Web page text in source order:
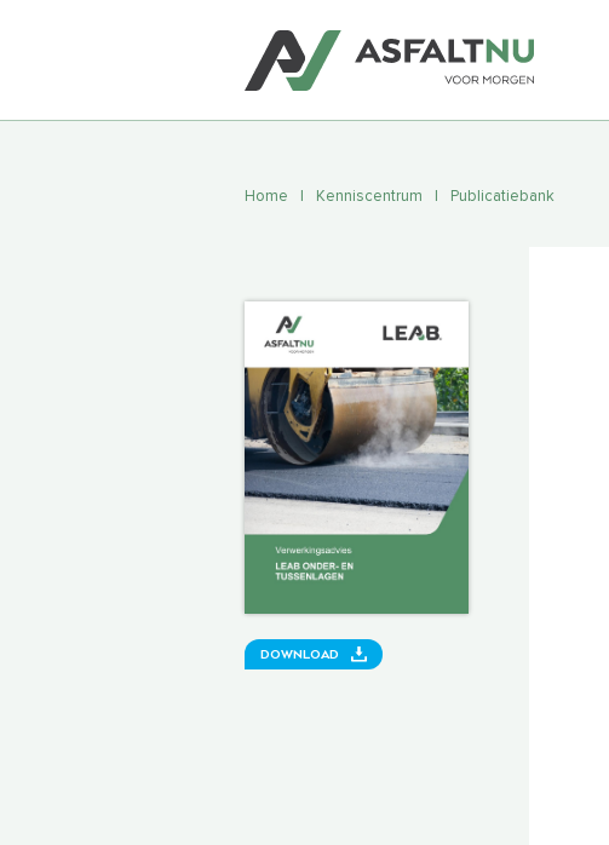
(snel)wegen, fietspaden, bruggen en
luchthavens. Heeft u specifieke wensen?
Dan bepalen we in overleg welke
asfaltoplossing nodig is.
ASFALT AANVRAGEN ASFALTSOORTEN
Home | Kenniscentrum | Publicatiebank
DOWNLOAD